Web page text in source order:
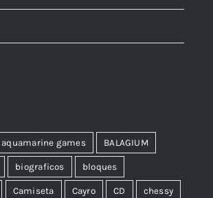
aquamarine games BALAGIUM
biograficos bloques
Camiseta Cayro CD chessy